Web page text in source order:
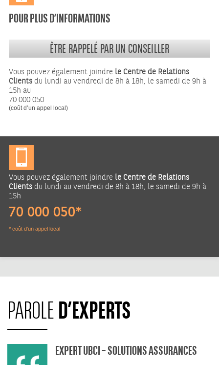
POUR PLUS D’INFORMATIONS
ÊTRE RAPPELÉ PAR UN CONSEILLER
Vous pouvez également joindre le Centre de Relations
Clients du lundi au vendredi de 8h à 18h, le samedi de 9h à
15h au
70 000 050
(coût d’un appel local)
.
Vous pouvez également joindre le Centre de Relations
Clients du lundi au vendredi de 8h à 18h, le samedi de 9h à
15h
70 000 050*
* coût d’un appel local
PAROLED’EXPERTS
EXPERT UBCI – SOLUTIONS ASSURANCES